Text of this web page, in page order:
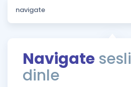
Sözlük
Rehberlik Aracı
ÖSYM Sınav Takvimi
Hakkımızda
Navigate sesli
dinle